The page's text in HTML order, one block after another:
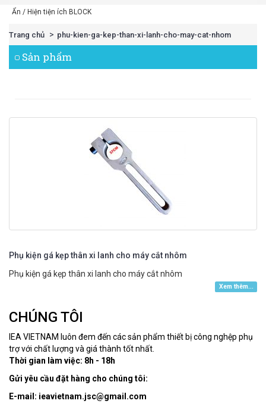
Ẩn / Hiện tiện ích BLOCK
Trang chủ phu-kien-ga-kep-than-xi-lanh-cho-may-cat-nhom
Sản phẩm
Phụ kiện gá kẹp thân xi lanh cho máy cắt nhôm
Phụ kiện gá kẹp thân xi lanh cho máy cắt nhôm
Xem thêm...
CHÚNG TÔI
IEA VIETNAM luôn đem đến các sản phẩm thiết bị công nghệp phụ
trợ với chất lượng và giá thành tốt nhất.
Thời gian làm việc: 8h - 18h
Gửi yêu cầu đặt hàng cho chúng tôi:
E-mail: ieavietnam.jsc@gmail.com